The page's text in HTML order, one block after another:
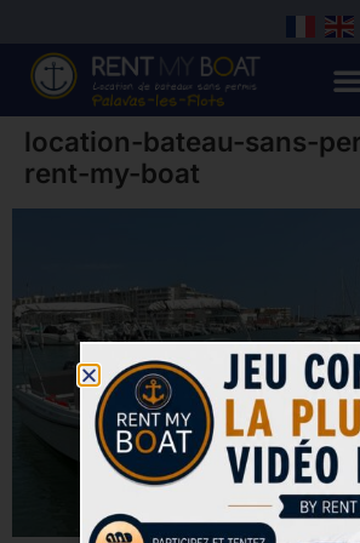
location-bateau-sans-
rent-my-boat